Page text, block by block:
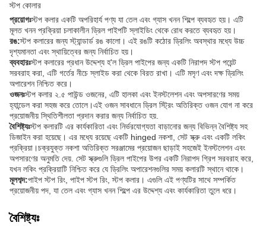
স্টপ কোলার
প্রয়োগঃস্টপ কলার একটি অপরিহার্য পণ্য যা তেল এবং গ্যাস খনন শিল্পে ব্যবহৃত হয়। এটি
মূলত খনন প্রক্রিয়া চলাকালীন ড্রিল পাইপটি স্লাইডিং থেকে রোধ করতে ব্যবহৃত হয়।
রঙ:স্টপ কলারের জন্য স্ট্যান্ডার্ড রঙ কালো। এই রঙটি কঠোর ড্রিলিং অবস্থার মধ্যে উচ্চ
দৃশ্যমানতা এবং স্থায়িত্বের জন্য নির্বাচিত হয়।
ব্যবহারঃস্টপ কলারের প্রধান উদ্দেশ্য হ'ল ড্রিল পাইপের জন্য একটি নিরাপদ স্টপ পয়েন্ট
সরবরাহ করা, এটি গর্তের নীচে স্লাইড করা থেকে বিরত রাখা। এটি মসৃণ এবং দক্ষ ড্রিলিং
অপারেশন নিশ্চিত করে।
ওজনঃস্টপ কলার ২.৫ পাউন্ড ওজনের, এটি হালকা এবং ইনস্টলেশন এবং অপসারণের সময়
হ্যান্ডেল করা সহজ করে তোলে।এই ওজন সাবধানে ড্রিল স্ট্রিং অতিরিক্ত ওজন যোগ না করে
প্রয়োজনীয় স্থিতিশীলতা প্রদান করার জন্য নির্বাচিত হয়.
বৈশিষ্ট্যঃস্টপ কলারটি এর কার্যকারিতা এবং নির্ভরযোগ্যতা বাড়ানোর জন্য বিভিন্ন বৈশিষ্ট্য সহ
ডিজাইন করা হয়েছে। এর মধ্যে রয়েছে একটি hinged নকশা, সেট স্ক্রু এবং একটি লকিং
প্রক্রিয়া।চক্রযুক্ত নকশা অতিরিক্ত সরঞ্জামের প্রয়োজন ছাড়াই সহজেই ইনস্টলেশন এবং
অপসারণের অনুমতি দেয়. সেট স্ক্রুগুলি ড্রিল পাইপের উপর একটি নিরাপদ গ্রিপ সরবরাহ করে,
যখন লকিং প্রক্রিয়াটি নিশ্চিত করে যে ড্রিলিং অপারেশনগুলির সময় কলারটি স্থানে থাকে।
মূলশব্দ:পাইপ স্টপ রিং, পাইপ স্টপ রিং, স্টপ কলার। এগুলি এই পণ্যটির সাথে সম্পর্কিত
প্রয়োজনীয় পদ, যা তেল এবং গ্যাস খনন শিল্পে এর উদ্দেশ্য এবং কার্যকারিতা তুলে ধরে।
বৈশিষ্ট্যঃ